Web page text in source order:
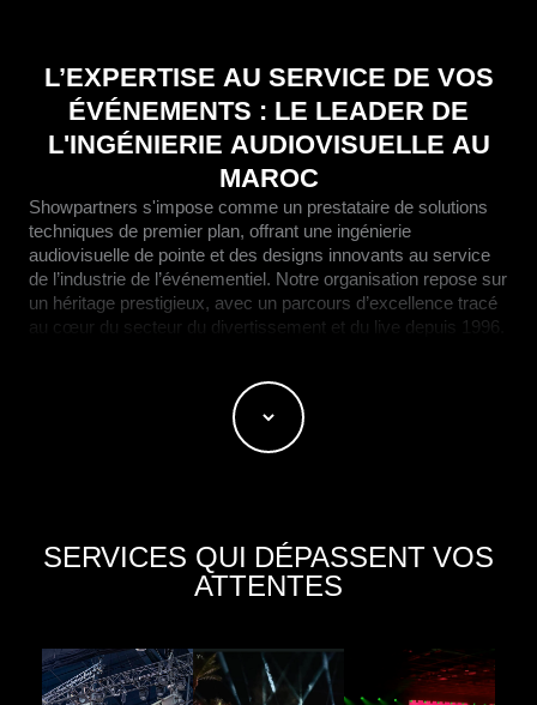
L’EXPERTISE AU SERVICE DE VOS
ÉVÉNEMENTS : LE LEADER DE
L'INGÉNIERIE AUDIOVISUELLE AU
MAROC
Showpartners s'impose comme un prestataire de solutions
techniques de premier plan, offrant une ingénierie
audiovisuelle de pointe et des designs innovants au service
de l’industrie de l’événementiel. Notre organisation repose sur
un héritage prestigieux, avec un parcours d’excellence tracé
au cœur du secteur du divertissement et du live depuis 1996.
Basés à Marrakech, notre dévouement absolu nous a
propulsés au rang de partenaire stratégique pour les entités
les plus influentes de la région, des institutions
gouvernementales aux entreprises internationales de renom.
Pour transformer chaque concept en une expérience
Audio de Précision :Systèmes L-Acoustics K2 et
Kara II, consoles DiGiCo Quantum 338.
SERVICES QUI DÉPASSENT VOS
ATTENTES